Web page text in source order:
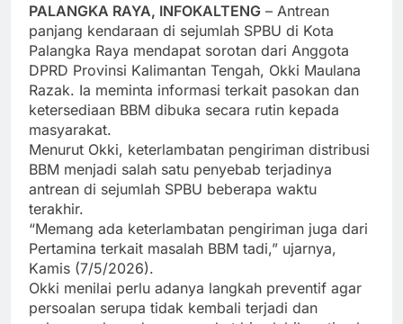
PALANGKA RAYA, INFOKALTENG – Antrean
panjang kendaraan di sejumlah SPBU di Kota
Palangka Raya mendapat sorotan dari Anggota
DPRD Provinsi Kalimantan Tengah, Okki Maulana
Razak. Ia meminta informasi terkait pasokan dan
ketersediaan BBM dibuka secara rutin kepada
masyarakat.
Menurut Okki, keterlambatan pengiriman distribusi
BBM menjadi salah satu penyebab terjadinya
antrean di sejumlah SPBU beberapa waktu
terakhir.
“Memang ada keterlambatan pengiriman juga dari
Pertamina terkait masalah BBM tadi,” ujarnya,
Kamis (7/5/2026).
Okki menilai perlu adanya langkah preventif agar
persoalan serupa tidak kembali terjadi dan